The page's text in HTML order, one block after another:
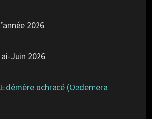
2026
Juin 2026
ochracé (Oedemera